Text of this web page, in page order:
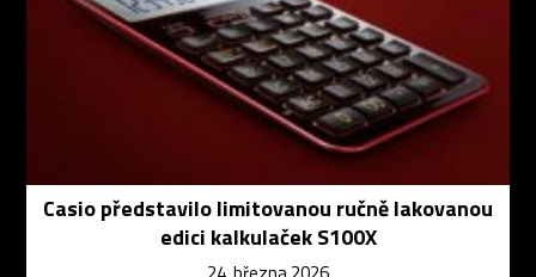
Casio představilo limitovanou ručně lakovanou
edici kalkulaček S100X